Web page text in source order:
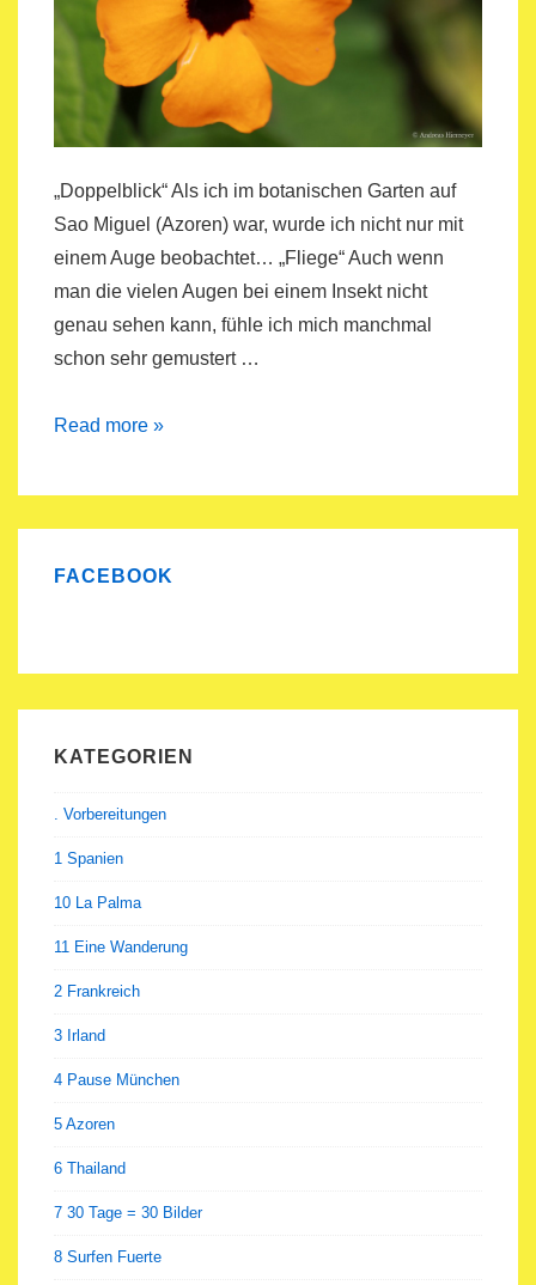
„Doppelblick“ Als ich im botanischen Garten auf
Sao Miguel (Azoren) war, wurde ich nicht nur mit
einem Auge beobachtet… „Fliege“ Auch wenn
man die vielen Augen bei einem Insekt nicht
genau sehen kann, fühle ich mich manchmal
schon sehr gemustert …
30Tage=30Bilder
Schaug
mi
Read more »
FACEBOOK
KATEGORIEN
. Vorbereitungen
1 Spanien
10 La Palma
11 Eine Wanderung
2 Frankreich
3 Irland
4 Pause München
5 Azoren
6 Thailand
7 30 Tage = 30 Bilder
8 Surfen Fuerte